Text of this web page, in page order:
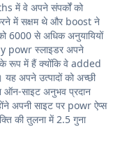
में वे अपने संपर्कों को
में सक्षम थे और boost ने
6000 से अधिक अनुयायियों
powr स्लाइडर अपने
के रूप में हैं क्योंकि वे added
अपने उत्पादों को अच्छी
ऑन-साइट अनुभव प्रदान
अपनी साइट पर powr ऐप्स
की तुलना में 2.5 गुना